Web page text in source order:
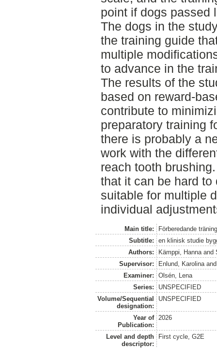
point if dogs passed
The dogs in the
the training guide
multiple
to advance in the
The results of the
based on reward-
contribute to
preparatory training
there is probably a
work with the
reach tooth
that it can be hard
suitable for multiple
individual
Main title:
Förberedande
Subtitle:
en klinisk studie
Authors:
Kämppi, Hanna and
Supervisor:
Enlund, Karolina
Examiner:
Olsén, Lena
Series:
UNSPECIFIED
Volume/Sequential
designation:
UNSPECIFIED
Year of
Publication:
2026
Level and depth
descriptor:
First cycle, G2E